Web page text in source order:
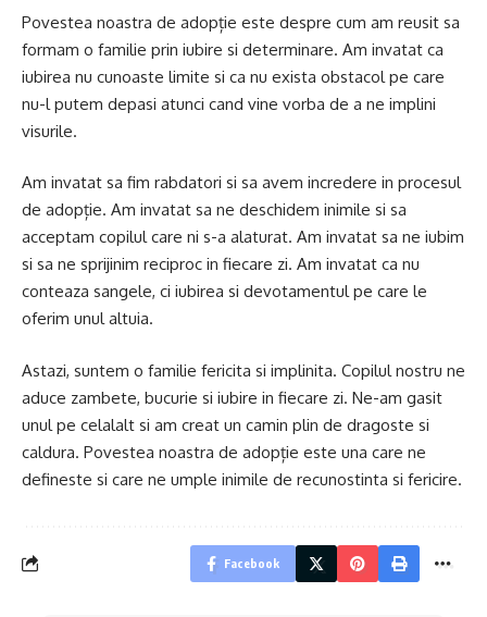
Povestea noastra de adopție este despre cum am reusit sa
formam o familie prin iubire si determinare. Am invatat ca
iubirea nu cunoaste limite si ca nu exista obstacol pe care
nu-l putem depasi atunci cand vine vorba de a ne implini
visurile.
Am invatat sa fim rabdatori si sa avem incredere in procesul
de adopție. Am invatat sa ne deschidem inimile si sa
acceptam copilul care ni s-a alaturat. Am invatat sa ne iubim
si sa ne sprijinim reciproc in fiecare zi. Am invatat ca nu
conteaza sangele, ci iubirea si devotamentul pe care le
oferim unul altuia.
Astazi, suntem o familie fericita si implinita. Copilul nostru ne
aduce zambete, bucurie si iubire in fiecare zi. Ne-am gasit
unul pe celalalt si am creat un camin plin de dragoste si
caldura. Povestea noastra de adopție este una care ne
defineste si care ne umple inimile de recunostinta si fericire.
Facebook